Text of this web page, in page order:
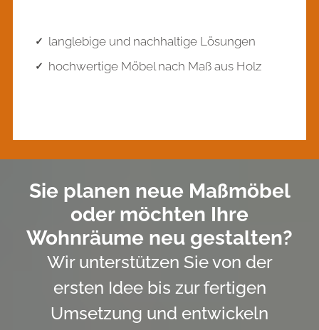
langlebige und nachhaltige Lösungen
hochwertige Möbel nach Maß aus Holz
Sie planen neue Maßmöbel
oder möchten Ihre
Wohnräume neu gestalten?
Wir unterstützen Sie von der
ersten Idee bis zur fertigen
Umsetzung und entwickeln